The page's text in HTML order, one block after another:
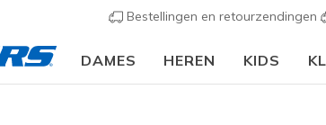
Bestellingen en retourzendingen
DAMES HEREN KIDS